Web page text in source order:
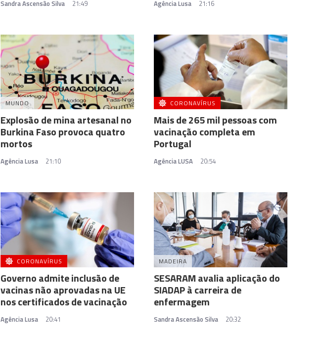
Sandra Ascensão Silva 21:49 Agência Lusa 21:16
MUNDO
Explosão de mina artesanal no
Burkina Faso provoca quatro
mortos
Agência Lusa 21:10
CORONAVÍRUS
Mais de 265 mil pessoas com
vacinação completa em
Portugal
Agência LUSA 20:54
CORONAVÍRUS
Governo admite inclusão de
vacinas não aprovadas na UE
nos certificados de vacinação
Agência Lusa 20:41
MADEIRA
SESARAM avalia aplicação do
SIADAP à carreira de
enfermagem
Sandra Ascensão Silva 20:32